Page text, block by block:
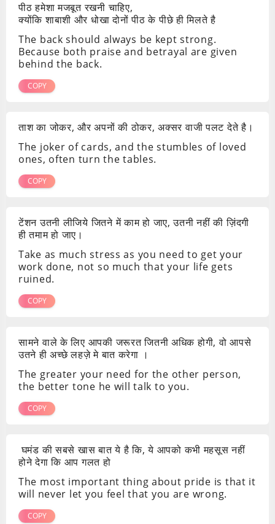
पीठ हमेशा मजबूत रखनी चाहिए,
क्योंकि शाबाशी और धोखा दोनों पीठ के पीछे ही मिलते है
The back should always be kept strong.
Because both praise and betrayal are given
behind the back.
COPY
ताश का जोकर, और अपनों की ठोकर, अक्सर वाजी पलट देते है।
The joker of cards, and the stumbles of loved
ones, often turn the tables.
COPY
टेंशन उतनी लीजिये जितने में काम हो जाए, उतनी नहीं की ज़िंदगी
ही तमाम हो जाए।
Take as much stress as you need to get your
work done, not so much that your life gets
ruined.
COPY
सामने वाले के लिए आपकी जरूरत जितनी अधिक होगी, वो आपसे
उतने ही अच्छे लहज़े मे बात करेगा ।
The greater your need for the other person,
the better tone he will talk to you.
COPY
घमंड की सबसे खास बात ये है कि, ये आपको कभी महसूस नहीं
होने देगा कि आप गलत हो
The most important thing about pride is that it
will never let you feel that you are wrong.
COPY